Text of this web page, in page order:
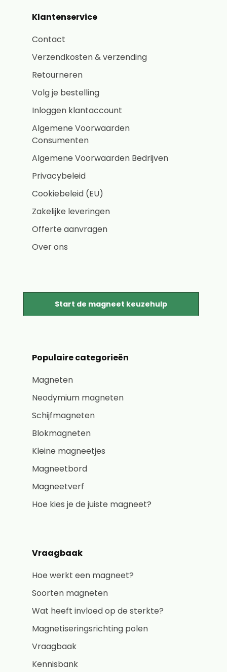
Klantenservice
Contact
Verzendkosten & verzending
Retourneren
Volg je bestelling
Inloggen klantaccount
Algemene Voorwaarden
Consumenten
Algemene Voorwaarden Bedrijven
Privacybeleid
Cookiebeleid (EU)
Zakelijke leveringen
Offerte aanvragen
Over ons
Start de magneet keuzehulp
Populaire categorieën
Magneten
Neodymium magneten
Schijfmagneten
Blokmagneten
Kleine magneetjes
Magneetbord
Magneetverf
Hoe kies je de juiste magneet?
Vraagbaak
Hoe werkt een magneet?
Soorten magneten
Wat heeft invloed op de sterkte?
Magnetiseringsrichting polen
Vraagbaak
Kennisbank